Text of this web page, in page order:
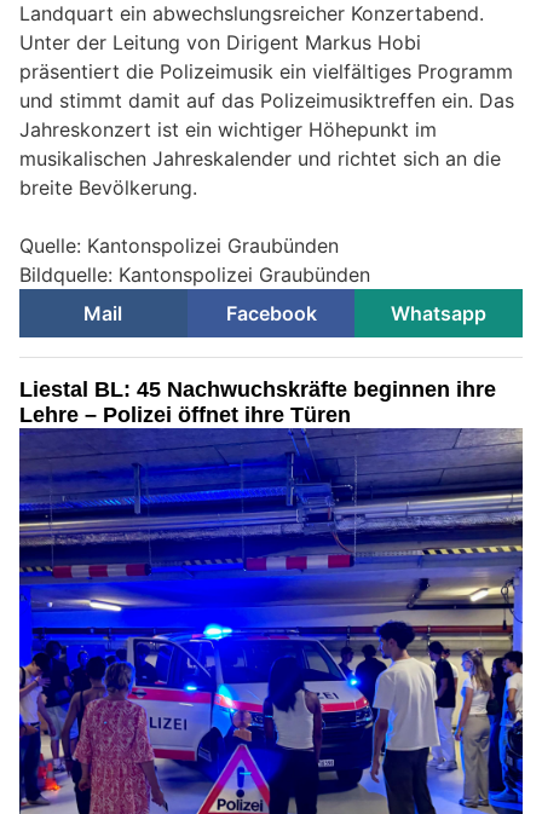
Landquart ein abwechslungsreicher Konzertabend.
Unter der Leitung von Dirigent Markus Hobi
präsentiert die Polizeimusik ein vielfältiges Programm
und stimmt damit auf das Polizeimusiktreffen ein. Das
Jahreskonzert ist ein wichtiger Höhepunkt im
musikalischen Jahreskalender und richtet sich an die
breite Bevölkerung.
Quelle: Kantonspolizei Graubünden
Bildquelle: Kantonspolizei Graubünden
Mail
Facebook Whatsapp
Liestal BL: 45 Nachwuchskräfte beginnen ihre
Lehre – Polizei öffnet ihre Türen